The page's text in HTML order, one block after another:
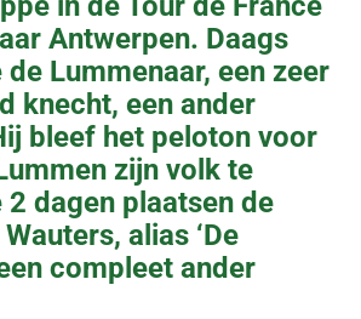
Antwerpen. Daags
Lummenaar, een zeer
knecht, een ander
bleef het peloton voor
zijn volk te
dagen plaatsen de
alias ‘De
compleet ander